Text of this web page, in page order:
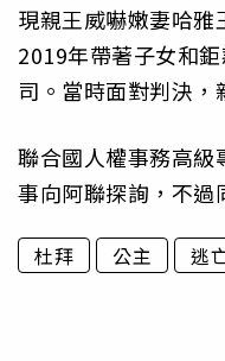
現親王威嚇嫩妻哈雅
2019年帶著子女和
司。當時面對判決，
聯合國人權事務高級
事向阿聯探詢，不過
杜拜 公主 逃